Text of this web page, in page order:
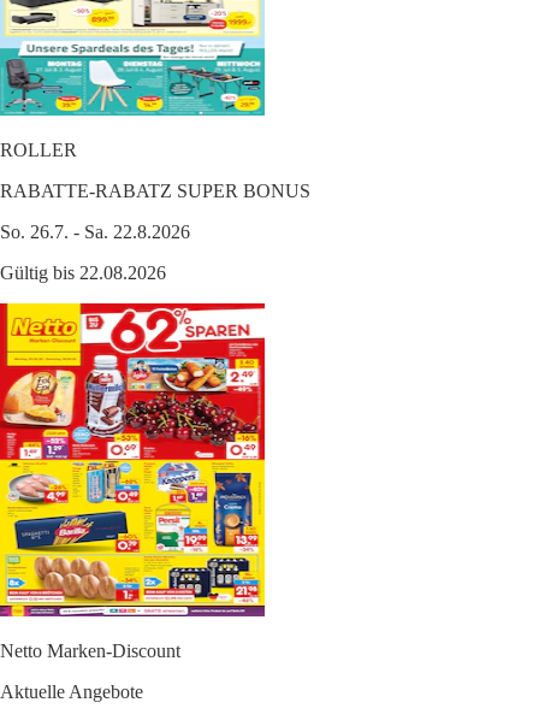
ROLLER
RABATTE-RABATZ SUPER BONUS
So. 26.7. - Sa. 22.8.2026
Gültig bis 22.08.2026
Netto Marken-Discount
Aktuelle Angebote